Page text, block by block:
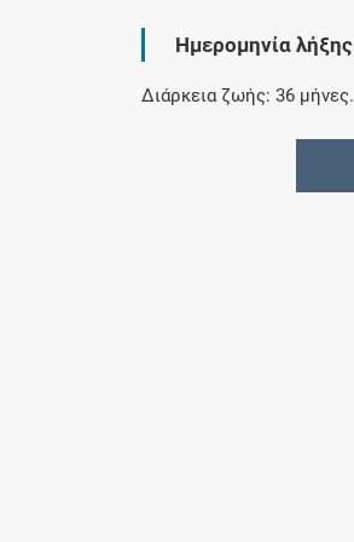
Ημερομηνία λήξης
Διάρκεια ζωής: 36 μήνες.